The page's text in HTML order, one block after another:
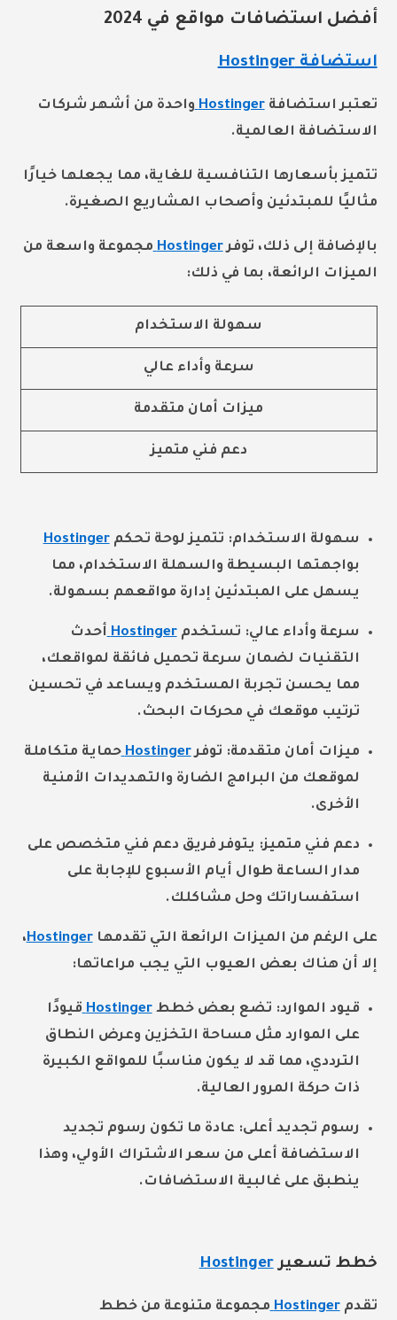
أفضل استضافات مواقع في 2024
استضافة Hostinger
تعتبر استضافةHostinger واحدة من أشهر شركات
الاستضافة العالمية.
تتميز بأسعارها التنافسية للغاية، مما يجعلها خيارًا
مثاليًا للمبتدئين وأصحاب المشاريع الصغيرة.
بالإضافة إلى ذلك، توفرHostinger مجموعة واسعة من
الميزات الرائعة، بما في ذلك:
سهولة الاستخدام
سرعة وأداء عالي
ميزات أمان متقدمة
دعم فني متميز
سهولة الاستخدام: تتميز لوحة تحكمHostinger
بواجهتها البسيطة والسهلة الاستخدام، مما
يسهل على المبتدئين إدارة مواقعهم بسهولة.
سرعة وأداء عالي: تستخدمHostinger أحدث
التقنيات لضمان سرعة تحميل فائقة لمواقعك،
مما يحسن تجربة المستخدم ويساعد في تحسين
ترتيب موقعك في محركات البحث.
ميزات أمان متقدمة: توفرHostinger حماية متكاملة
لموقعك من البرامج الضارة والتهديدات الأمنية
الأخرى.
دعم فني متميز: يتوفر فريق دعم فني متخصص على
مدار الساعة طوال أيام الأسبوع للإجابة على
استفساراتك وحل مشاكلك.
على الرغم من الميزات الرائعة التي تقدمهاHostinger،
إلا أن هناك بعض العيوب التي يجب مراعاتها:
قيود الموارد: تضع بعض خططHostinger قيودًا
على الموارد مثل مساحة التخزين وعرض النطاق
الترددي، مما قد لا يكون مناسبًا للمواقع الكبيرة
ذات حركة المرور العالية.
رسوم تجديد أعلى: عادة ما تكون رسوم تجديد
الاستضافة أعلى من سعر الاشتراك الأولي، وهذا
ينطبق على غالبية الاستضافات.
خطط تسعيرHostinger
تقدمHostinger مجموعة متنوعة من خطط